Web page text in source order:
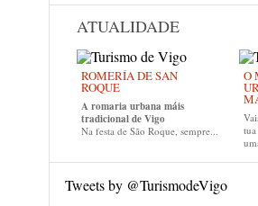
ATUALIDADE
ROMERÍA DE SAN
ROQUE
A romaria urbana máis
tradicional de Vigo
Na festa de São Roque, sempre...
O
Tweets by @TurismodeVigo